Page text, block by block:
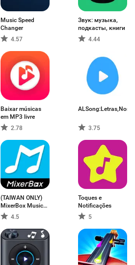
Music Speed
Changer
4.57
Звук: музыка,
подкасты, книги
4.44
Baixar músicas
em MP3 livre
2.78
3.75
(TAIWAN ONLY)
MixerBox Music
App 4.5
Toques e
Notificações
5